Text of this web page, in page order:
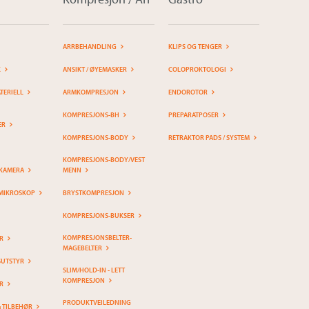
TILBEHØR
ARRBEHANDLING
ANSIKT / ØYEMASKER
ARMKOMPRESJON
KOMPRESJONS-BH
KOMPRESJONS-BODY
KOMPRESJONS-BODY/VEST
MENN
BRYSTKOMPRESJON
KOMPRESJONS-BUKSER
KOMPRESJONSBELTER-
MAGEBELTER
SLIM/HOLD-IN - LETT
KOMPRESJON
PRODUKTVEILEDNING
KLIPS OG TENGER
COLOPROKTOLOGI
ENDOROTOR
PREPARATPOSER
RETRAKTOR PADS / SYSTEM